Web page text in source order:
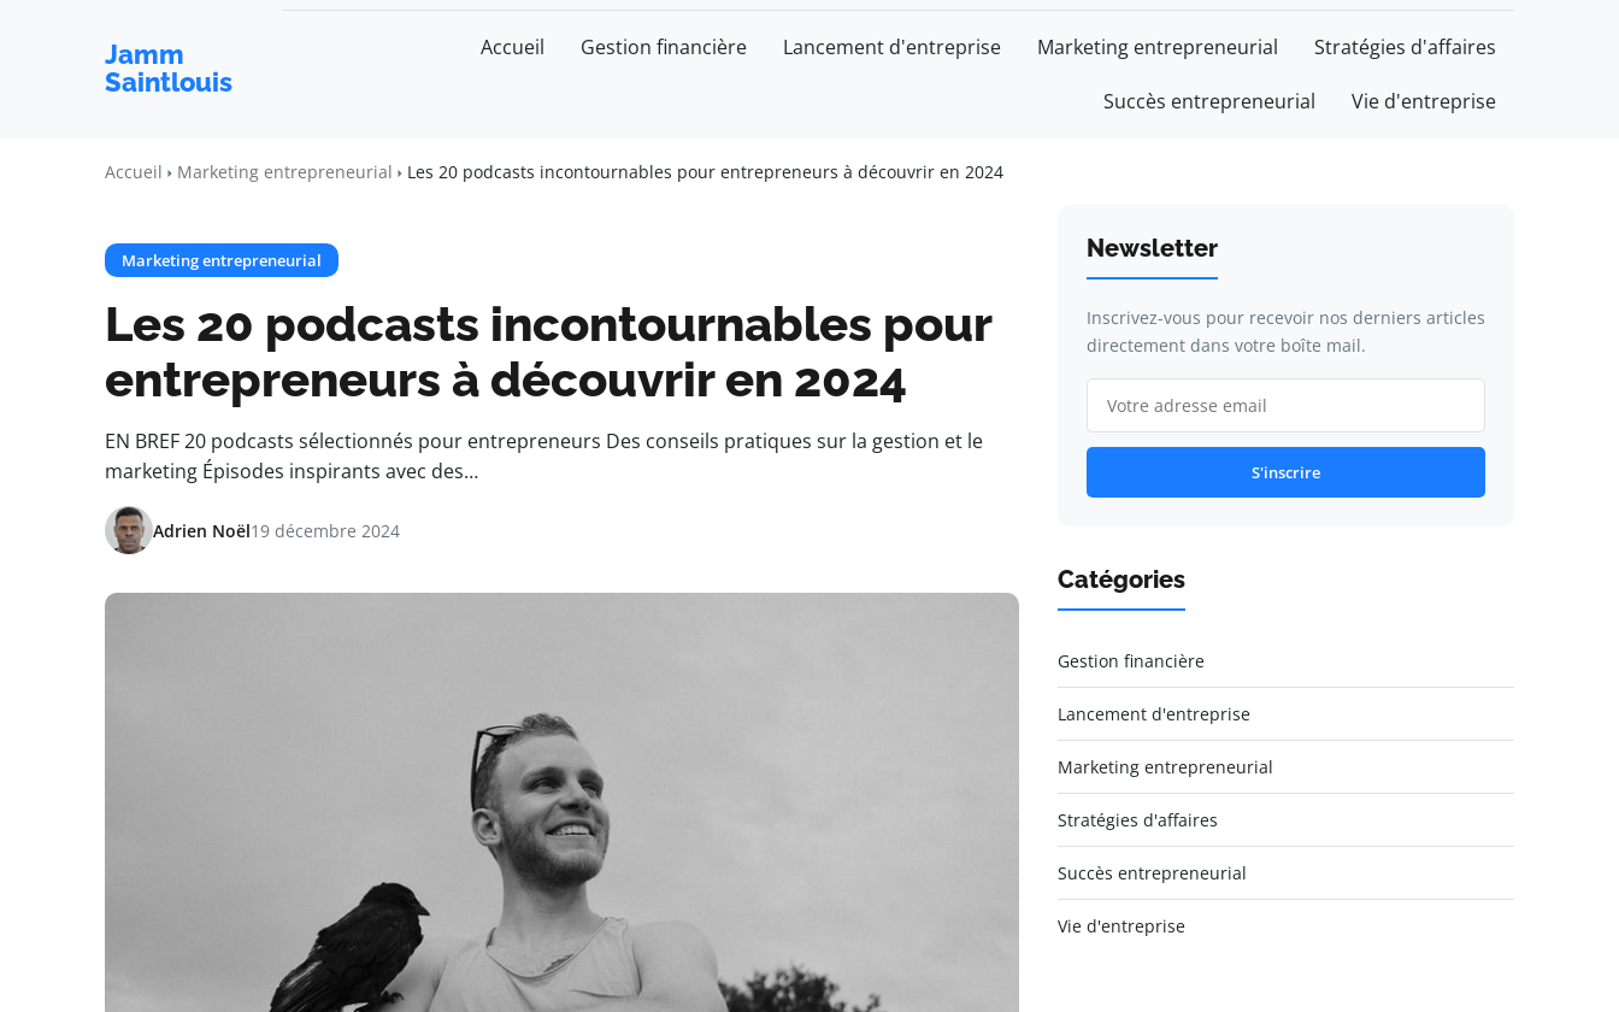
Jamm
Saintlouis
Accueil Gestion financière Lancement d'entreprise Marketing entrepreneurial Stratégies d'affaires
Succès entrepreneurial Vie d'entreprise
Accueil Marketing entrepreneurial Les 20 podcasts incontournables pour entrepreneurs à découvrir en 2024
Marketing entrepreneurial
Les 20 podcasts incontournables pour
entrepreneurs à découvrir en 2024
EN BREF 20 podcasts sélectionnés pour entrepreneurs Des conseils pratiques sur la gestion et le
marketing Épisodes inspirants avec des…
Adrien Noël19 décembre 2024
Newsletter
Inscrivez-vous pour recevoir nos derniers articles
directement dans votre boîte mail.
S'inscrire
Catégories
Gestion financière
Lancement d'entreprise
Marketing entrepreneurial
Stratégies d'affaires
Succès entrepreneurial
Vie d'entreprise